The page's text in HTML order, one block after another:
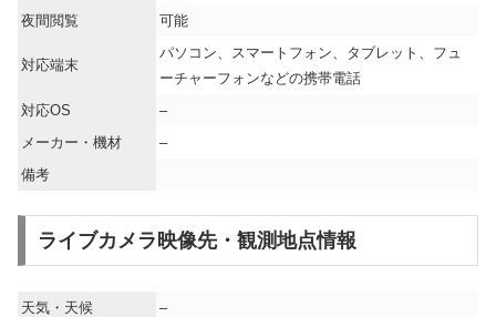
夜間閲覧
可能
対応端末
パソコン、スマートフォン、タブレット、フュ
ーチャーフォンなどの携帯電話
対応OS
–
メーカー・機材
–
備考
ライブカメラ映像先・観測地点情報
天気・天候
–